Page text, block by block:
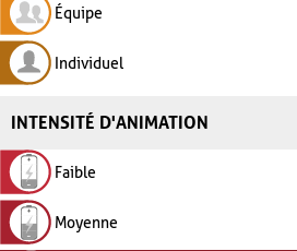
Équipe
Individuel
INTENSITÉ D'ANIMATION
Faible
Moyenne